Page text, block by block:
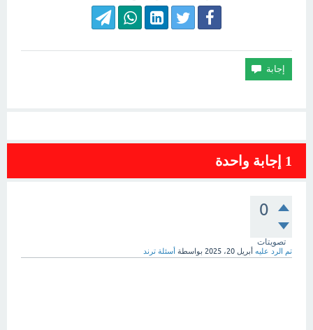
1 إجابة واحدة
0
تصويتات
تم الرد عليه أبريل 20، 2025 بواسطة أسئلة ترند